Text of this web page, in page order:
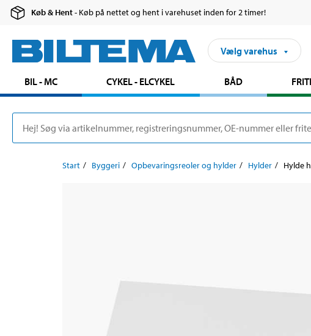
Køb & Hent- Køb på nettet og hent i varehuset inden for 2 timer!
Vælg varehus
BIL - MC CYKEL - ELCYKEL BÅD
Start Byggeri Opbevaringsreoler og hylder Hylder Hylde